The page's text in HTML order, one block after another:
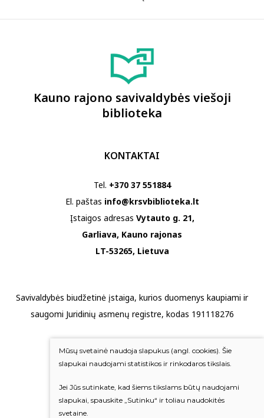
Kauno rajono savivaldybės viešoji
biblioteka
KONTAKTAI
Tel. +370 37 551884
El. paštas info@krsvbiblioteka.lt
Įstaigos adresas Vytauto g. 21,
Garliava, Kauno rajonas
LT-53265, Lietuva
Savivaldybės biudžetinė įstaiga, kurios duomenys kaupiami ir
saugomi Juridinių asmenų registre, kodas 191118276
Duomenų apsauga
Mums rūpi Jūsų nuomonė
Įvertinkite mus
Mūsų svetainė naudoja slapukus (angl. cookies). Šie
slapukai naudojami statistikos ir rinkodaros tikslais.
Jei Jūs sutinkate, kad šiems tikslams būtų naudojami
slapukai, spauskite „Sutinku“ ir toliau naudokitės
svetaine.